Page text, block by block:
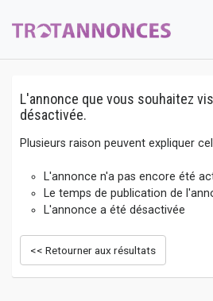
L'annonce que vous souhaitez
désactivée.
Plusieurs raison peuvent expliquer
L'annonce n'a pas encore été
Le temps de publication de
L'annonce a été désactivée
<< Retourner aux résultats